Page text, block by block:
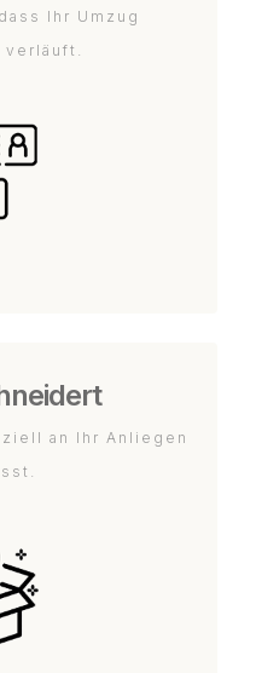
Ihr Umzug
an Ihr Anliegen